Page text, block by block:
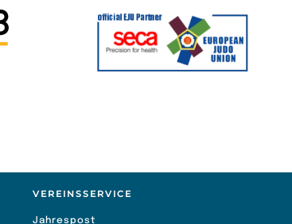
VEREINSSERVICE
Jahrespost